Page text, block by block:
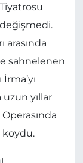
arasında
sahnelenen
yıllar
koydu.